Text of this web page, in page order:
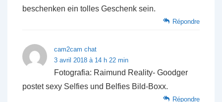
beschenken ein tolles Geschenk sein.
Répondre
cam2cam chat
3 avril 2018 à 14 h 22 min
Fotografia: Raimund Reality- Goodger
postet sexy Selfies und Belfies Bild-Boxx.
Répondre